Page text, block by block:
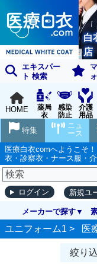
白
店
エキスパー
ト 検索
HOME
薬局
衣
感染
防止
用品
介護
用品
ニュ
ース
特集
医療白衣comへようこそ
衣・診察衣・ナース服・
ログイン 新規ユ
メーカーで探す
ユニフォーム1 > 医
絞り